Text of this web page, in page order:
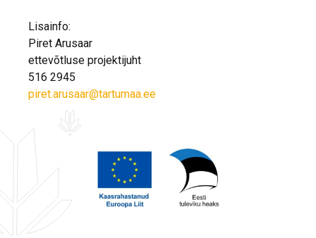
Lisainfo:
Piret Arusaar
ettevõtluse projektijuht
516 2945
piret.arusaar@tartumaa.ee